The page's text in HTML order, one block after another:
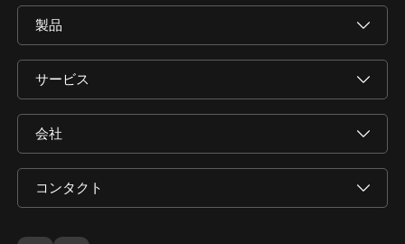
製品
サービス
会社
コンタクト